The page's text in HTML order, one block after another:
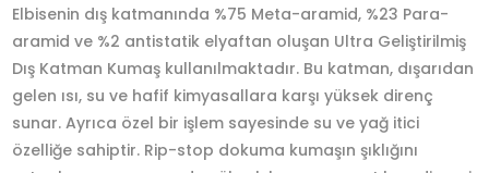
Elbisenin dış katmanında %75 Meta-aramid, %23 Para-
aramid ve %2 antistatik elyaftan oluşan Ultra Geliştirilmiş
Dış Katman Kumaş kullanılmaktadır. Bu katman, dışarıdan
gelen ısı, su ve hafif kimyasallara karşı yüksek direnç
sunar. Ayrıca özel bir işlem sayesinde su ve yağ itici
özelliğe sahiptir. Rip-stop dokuma kumaşın şıklığını